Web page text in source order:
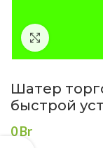
Шатер
быстрой
0Br